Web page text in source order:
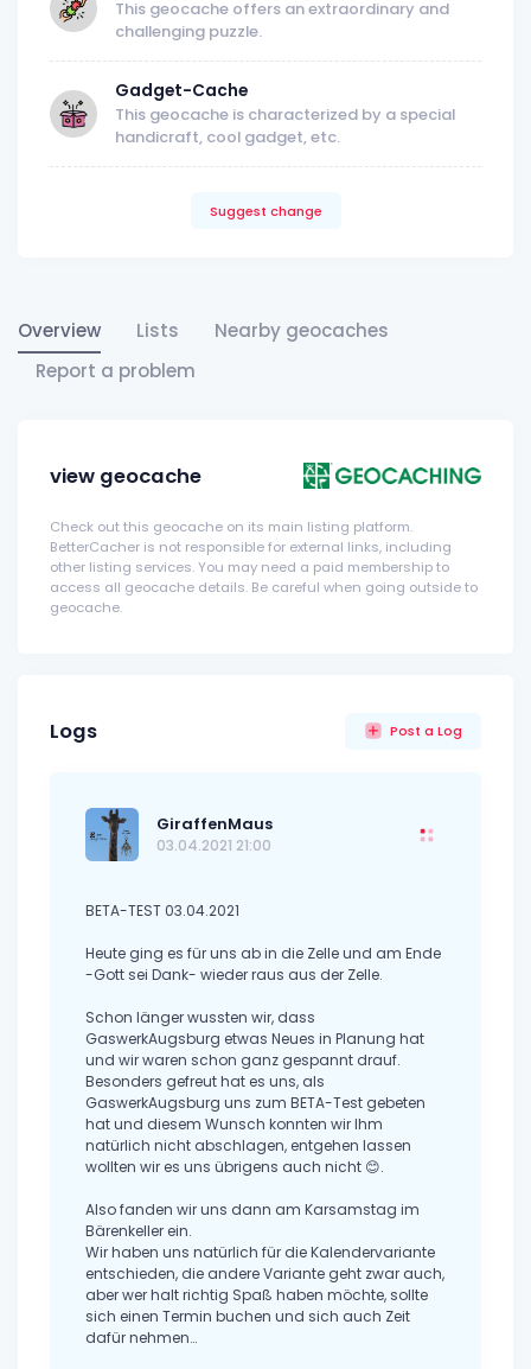
This geocache offers an extraordinary and
challenging puzzle.
Gadget-Cache
This geocache is characterized by a special
handicraft, cool gadget, etc.
Suggest change
Overview Lists
Nearby geocaches
Report a problem
view geocache
Check out this geocache on its main listing platform.
BetterCacher is not responsible for external links, including
other listing services. You may need a paid membership to
access all geocache details. Be careful when going outside to
geocache.
Logs Post a Log
GiraffenMaus
03.04.2021 21:00
BETA-TEST 03.04.2021
Heute ging es für uns ab in die Zelle und am Ende
-Gott sei Dank- wieder raus aus der Zelle.
Schon länger wussten wir, dass
GaswerkAugsburg etwas Neues in Planung hat
und wir waren schon ganz gespannt drauf.
Besonders gefreut hat es uns, als
GaswerkAugsburg uns zum BETA-Test gebeten
hat und diesem Wunsch konnten wir Ihm
natürlich nicht abschlagen, entgehen lassen
wollten wir es uns übrigens auch nicht 😊.
Also fanden wir uns dann am Karsamstag im
Bärenkeller ein.
Wir haben uns natürlich für die Kalendervariante
entschieden, die andere Variante geht zwar auch,
aber wer halt richtig Spaß haben möchte, sollte
sich einen Termin buchen und sich auch Zeit
dafür nehmen…